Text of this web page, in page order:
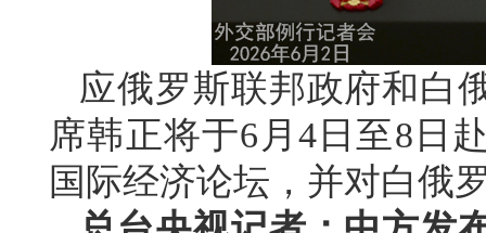
应俄罗斯联邦政府和白
席韩正将于6月4日至8日
国际经济论坛，并对白俄